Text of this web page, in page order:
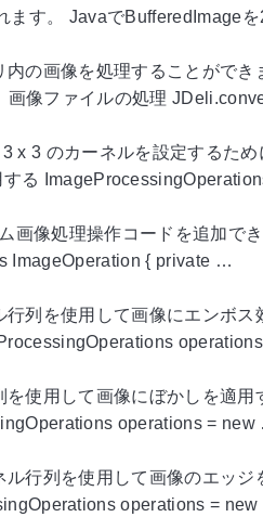
ます。 JavaでBufferedImage
の画像を処理することができ
画像ファイルの処理
x 3 のカーネルを設定するた
る
像処理操作コードを追加で
ImageOperation { private …
列を使用して画像にエンボス
使用して画像にぼかしを適
operations = new
行列を使用して画像のエッジ
operations =